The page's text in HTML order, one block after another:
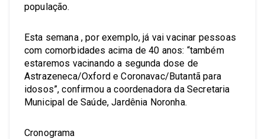
população.
Esta semana , por exemplo, já vai vacinar pessoas
com comorbidades acima de 40 anos: “também
estaremos vacinando a segunda dose de
Astrazeneca/Oxford e Coronavac/Butantã para
idosos”, confirmou a coordenadora da Secretaria
Municipal de Saúde, Jardênia Noronha.
Cronograma